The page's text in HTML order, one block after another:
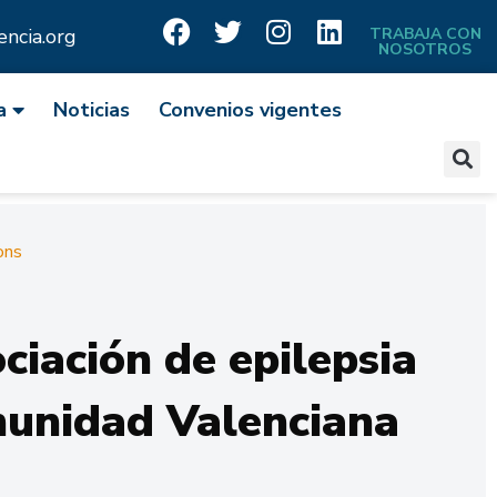
TRABAJA CON
NOSOTROS
Noticias
Convenios vigentes
de epilepsia
Valenciana